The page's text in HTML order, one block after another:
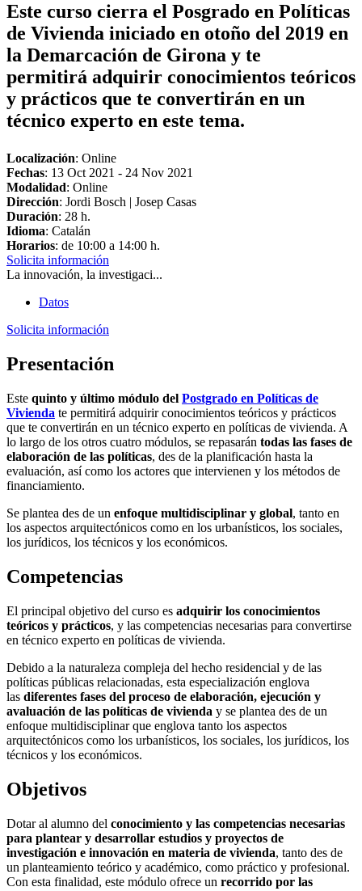
Este curso cierra el Posgrado en Políticas
de Vivienda iniciado en otoño del 2019 en
la Demarcación de Girona y te
permitirá adquirir conocimientos teóricos
y prácticos que te convertirán en un
técnico experto en este tema.
Localización: Online
Fechas: 13 Oct 2021 - 24 Nov 2021
Modalidad: Online
Dirección: Jordi Bosch | Josep Casas
Duración: 28 h.
Idioma: Catalán
Horarios: de 10:00 a 14:00 h.
Solicita información
La innovación, la investigaci...
Datos
Solicita información
Presentación
Este quinto y último módulo del Postgrado en Políticas de
Vivienda te permitirá adquirir conocimientos teóricos y prácticos
que te convertirán en un técnico experto en políticas de vivienda. A
lo largo de los otros cuatro módulos, se repasarán todas las fases de
elaboración de las políticas, des de la planificación hasta la
evaluación, así como los actores que intervienen y los métodos de
financiamiento.
Se plantea des de un enfoque multidisciplinar y global, tanto en
los aspectos arquitectónicos como en los urbanísticos, los sociales,
los jurídicos, los técnicos y los económicos.
Competencias
El principal objetivo del curso es adquirir los conocimientos
teóricos y prácticos, y las competencias necesarias para convertirse
en técnico experto en políticas de vivienda.
Debido a la naturaleza compleja del hecho residencial y de las
políticas públicas relacionadas, esta especialización englova
las diferentes fases del proceso de elaboración, ejecución y
avaluación de las políticas de vivienda y se plantea des de un
enfoque multidisciplinar que englova tanto los aspectos
arquitectónicos como los urbanísticos, los sociales, los jurídicos, los
técnicos y los económicos.
Objetivos
Dotar al alumno del conocimiento y las competencias necesarias
para plantear y desarrollar estudios y proyectos de
investigación e innovación en materia de vivienda, tanto des de
un planteamiento teórico y académico, como práctico y profesional.
Con esta finalidad, este módulo ofrece un recorrido por las